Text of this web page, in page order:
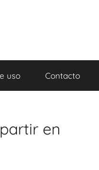
uso Contacto
en